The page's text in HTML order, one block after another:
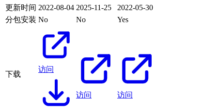
更新时间 2022-08-04 2025-11-25
2022-05-30
分包安装 No No Yes
下载
访问
访问 访问